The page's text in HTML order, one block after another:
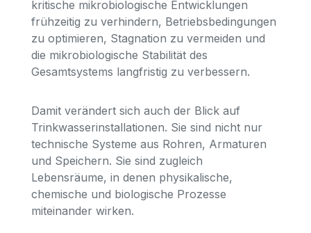
kritische mikrobiologische Entwicklungen
frühzeitig zu verhindern, Betriebsbedingungen
zu optimieren, Stagnation zu vermeiden und
die mikrobiologische Stabilität des
Gesamtsystems langfristig zu verbessern.
Damit verändert sich auch der Blick auf
Trinkwasserinstallationen. Sie sind nicht nur
technische Systeme aus Rohren, Armaturen
und Speichern. Sie sind zugleich
Lebensräume, in denen physikalische,
chemische und biologische Prozesse
miteinander wirken.